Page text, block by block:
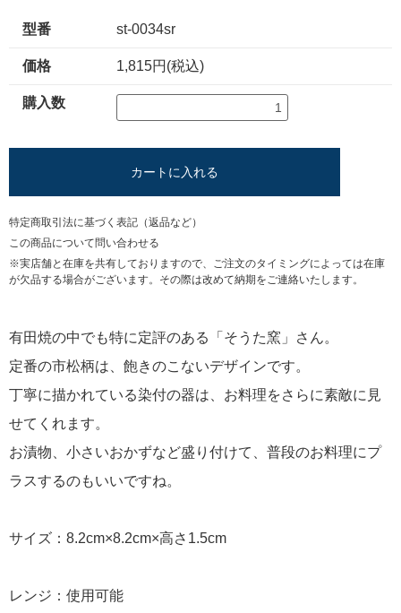
型番 st-0034sr
価格 1,815円(税込)
購入数
カートに入れる
特定商取引法に基づく表記（返品など）
この商品について問い合わせる
※実店舗と在庫を共有しておりますので、ご注文のタイミングによっては在庫
が欠品する場合がございます。その際は改めて納期をご連絡いたします。
有田焼の中でも特に定評のある「そうた窯」さん。
定番の市松柄は、飽きのこないデザインです。
丁寧に描かれている染付の器は、お料理をさらに素敵に見
せてくれます。
お漬物、小さいおかずなど盛り付けて、普段のお料理にプ
ラスするのもいいですね。
サイズ：8.2cm×8.2cm×高さ1.5cm
レンジ：使用可能